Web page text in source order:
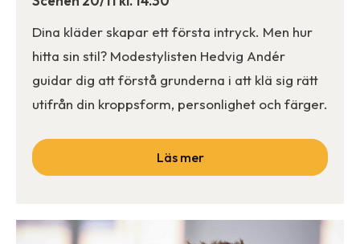
Dina kläder skapar ett första intryck. Men hur
hitta sin stil? Modestylisten Hedvig Andér
guidar dig att förstå grunderna i att klä sig rätt
utifrån din kroppsform, personlighet och färger.
Läs mer